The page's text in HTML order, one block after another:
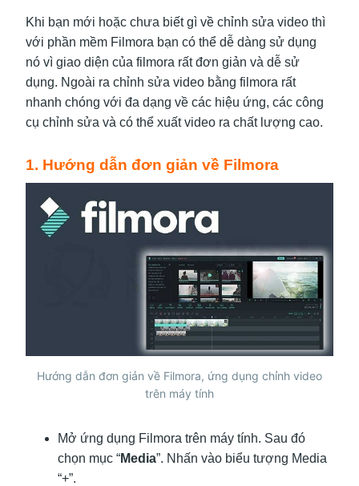
Khi bạn mới hoặc chưa biết gì về chỉnh sửa video thì
với phần mềm Filmora bạn có thể dễ dàng sử dụng
nó vì giao diện của filmora rất đơn giản và dễ sử
dụng. Ngoài ra chỉnh sửa video bằng filmora rất
nhanh chóng với đa dạng về các hiệu ứng, các công
cụ chỉnh sửa và có thể xuất video ra chất lượng cao.
1. Hướng dẫn đơn giản về Filmora
Hướng dẫn đơn giản về Filmora, ứng dụng chỉnh video
trên máy tính
Mở ứng dụng Filmora trên máy tính. Sau đó
chọn mục “Media”. Nhấn vào biểu tượng Media
“+”.